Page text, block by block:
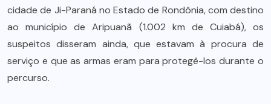
cidade de Ji-Paraná no Estado de Rondônia, com destino
ao município de Aripuanã (1.002 km de Cuiabá), os
suspeitos disseram ainda, que estavam à procura de
serviço e que as armas eram para protegê-los durante o
percurso.